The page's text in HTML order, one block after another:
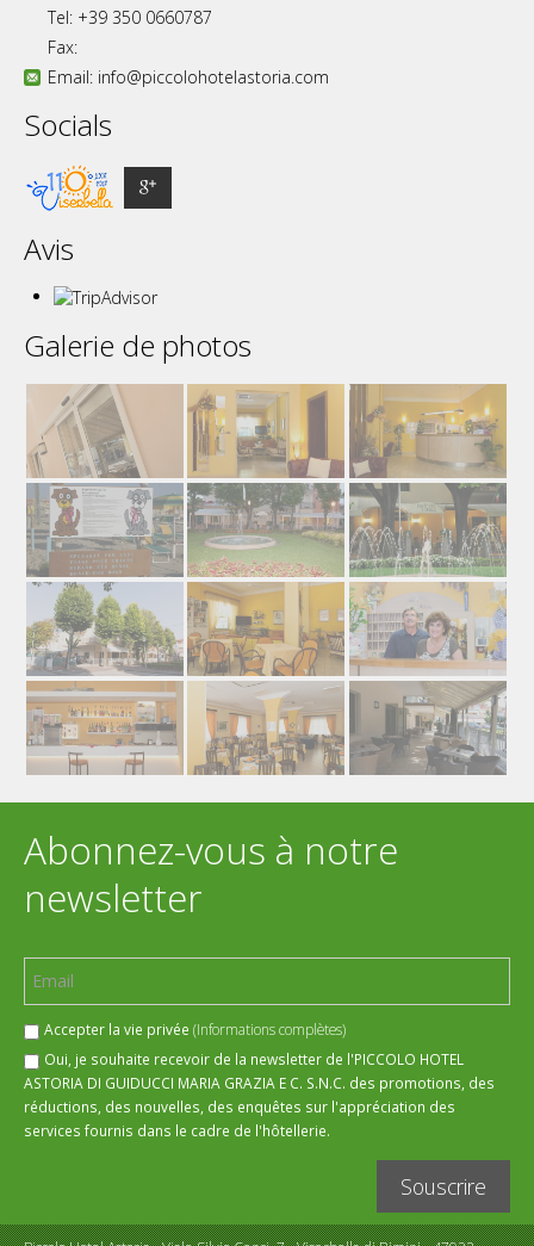
Tel: +39 350 0660787
Fax:
Email: info@piccolohotelastoria.com
Socials
Avis
Galerie de photos
Abonnez-vous à notre
newsletter
Accepter la vie privée (Informations complètes)
Oui, je souhaite recevoir de la newsletter de l'PICCOLO HOTEL
ASTORIA DI GUIDUCCI MARIA GRAZIA E C. S.N.C. des promotions, des
réductions, des nouvelles, des enquêtes sur l'appréciation des
services fournis dans le cadre de l'hôtellerie.